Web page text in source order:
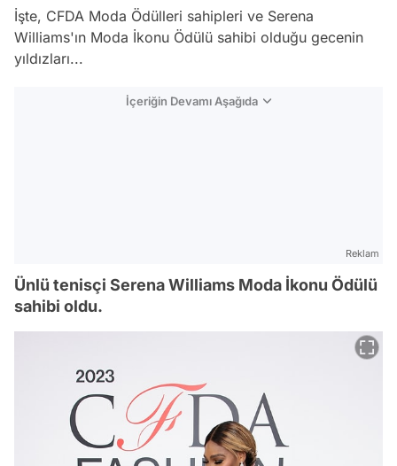
İşte, CFDA Moda Ödülleri sahipleri ve Serena
Williams'ın Moda İkonu Ödülü sahibi olduğu gecenin
yıldızları...
İçeriğin Devamı Aşağıda
Reklam
Ünlü tenisçi Serena Williams Moda İkonu Ödülü
sahibi oldu.